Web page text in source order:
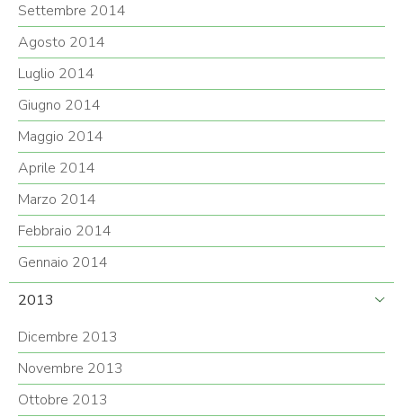
Settembre 2014
Agosto 2014
Luglio 2014
Giugno 2014
Maggio 2014
Aprile 2014
Marzo 2014
Febbraio 2014
Gennaio 2014
2013
Dicembre 2013
Novembre 2013
Ottobre 2013